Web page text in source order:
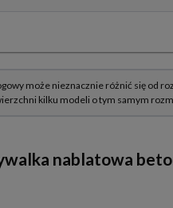
nablatowa